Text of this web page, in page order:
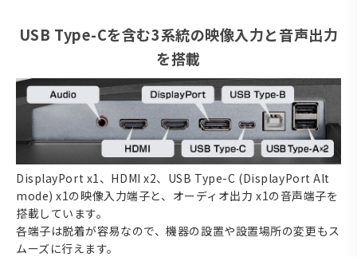
USB Type-Cを含む3系統の映像入力と音声出力
を搭載
DisplayPort x1、HDMI x2、USB Type-C (DisplayPort Alt
mode) x1の映像入力端子と、オーディオ出力 x1の音声端子を
搭載しています。
各端子は脱着が容易なので、機器の設置や設置場所の変更もス
ムーズに行えます。